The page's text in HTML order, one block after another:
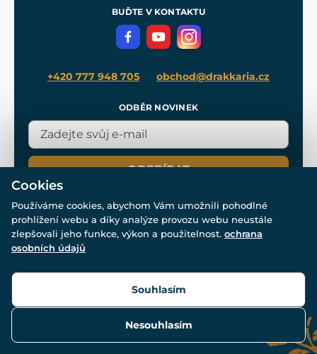
Meče pro Kingdom Come
BUĎTE V KONTAKTU
+420 777 948 705 obchod@drakkaria.cz
ODBĚR NOVINEK
ODEBÍRAT
© Všechna práva vyhrazena. www.drakkaria.cz 2007-2026.
Cookies
Používáme cookies, abychom Vám umožnili pohodlné
prohlížení webu a díky analýze provozu webu neustále
zlepšovali jeho funkce, výkon a použitelnost. ochrana
osobních údajů
Nesouhlasím
Souhlasím